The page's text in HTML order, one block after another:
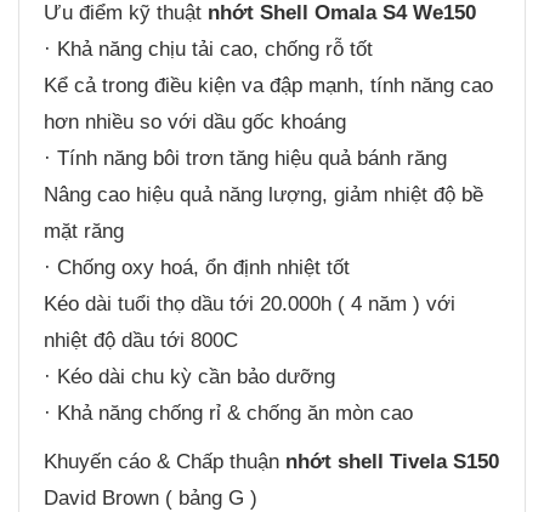
Ưu điểm kỹ thuật nhớt Shell Omala S4 We150
· Khả năng chịu tải cao, chống rỗ tốt
Kể cả trong điều kiện va đập mạnh, tính năng cao
hơn nhiều so với dầu gốc khoáng
· Tính năng bôi trơn tăng hiệu quả bánh răng
Nâng cao hiệu quả năng lượng, giảm nhiệt độ bề
mặt răng
· Chống oxy hoá, ổn định nhiệt tốt
Kéo dài tuổi thọ dầu tới 20.000h ( 4 năm ) với
nhiệt độ dầu tới 800C
· Kéo dài chu kỳ cần bảo dưỡng
· Khả năng chống rỉ & chống ăn mòn cao
Khuyến cáo & Chấp thuận nhớt shell Tivela S150
David Brown ( bảng G )